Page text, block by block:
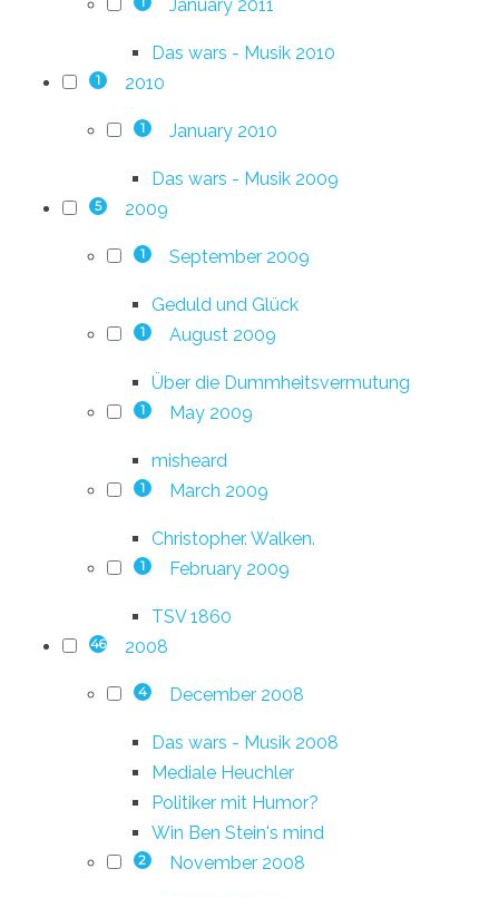
January 2011
Das wars - Musik 2010
1 2010
1 January 2010
Das wars - Musik 2009
5 2009
1 September 2009
Geduld und Glück
1 August 2009
Über die Dummheitsvermutung
1 May 2009
misheard
1 March 2009
Christopher. Walken.
1 February 2009
TSV 1860
46 2008
4 December 2008
Das wars - Musik 2008
Mediale Heuchler
Politiker mit Humor?
Win Ben Stein's mind
2 November 2008